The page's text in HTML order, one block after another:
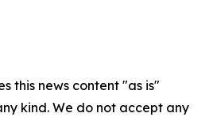
this news content "as is"
kind. We do not accept any